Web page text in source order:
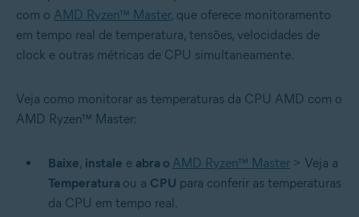
com o AMD Ryzen™ Master, que oferece monitoramento
em tempo real de temperatura, tensões, velocidades de
clock e outras métricas de CPU simultaneamente.
Veja como monitorar as temperaturas da CPU AMD com o
AMD Ryzen™ Master:
Baixe, instale e abra o AMD Ryzen™ Master > Veja a
Temperatura ou a CPU para conferir as temperaturas
da CPU em tempo real.